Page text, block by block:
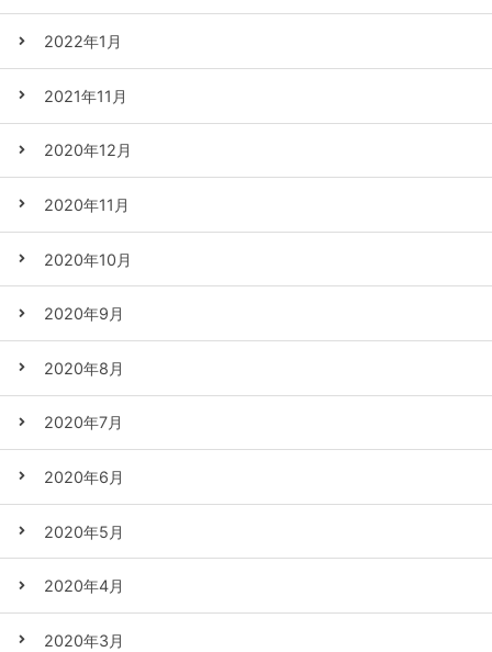
2022年1月
2021年11月
2020年12月
2020年11月
2020年10月
2020年9月
2020年8月
2020年7月
2020年6月
2020年5月
2020年4月
2020年3月